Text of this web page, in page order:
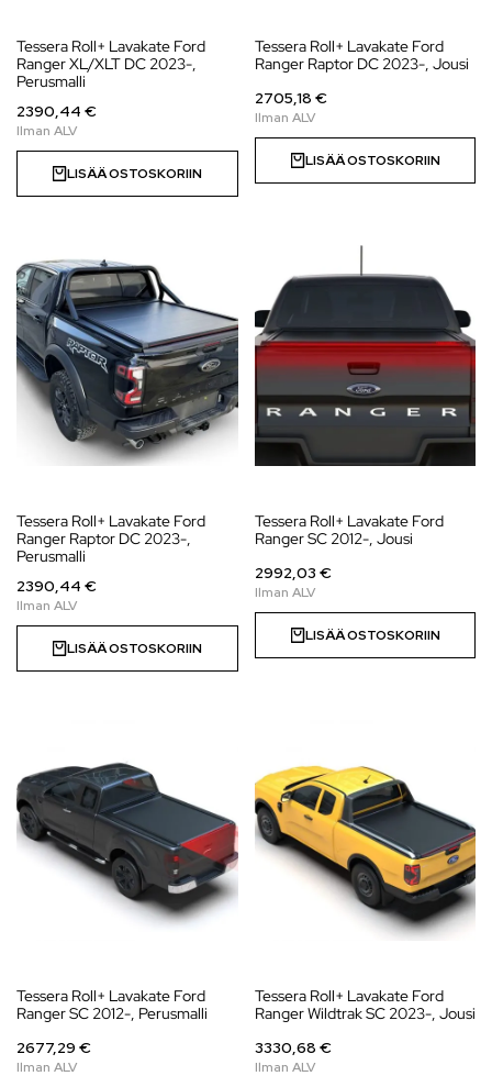
Tessera Roll+ Lavakate Ford
Ranger XL/XLT DC 2023-,
Perusmalli
2390,44 €
LISÄÄ OSTOSKORIIN
Tessera Roll+ Lavakate Ford
Ranger Raptor DC 2023-, Jousi
2705,18 €
LISÄÄ OSTOSKORIIN
Tessera Roll+ Lavakate Ford
Ranger Raptor DC 2023-,
Perusmalli
2390,44 €
LISÄÄ OSTOSKORIIN
Tessera Roll+ Lavakate Ford
Ranger SC 2012-, Jousi
2992,03 €
LISÄÄ OSTOSKORIIN
Tessera Roll+ Lavakate Ford
Ranger SC 2012-, Perusmalli
2677,29 €
Tessera Roll+ Lavakate Ford
Ranger Wildtrak SC 2023-, Jousi
3330,68 €